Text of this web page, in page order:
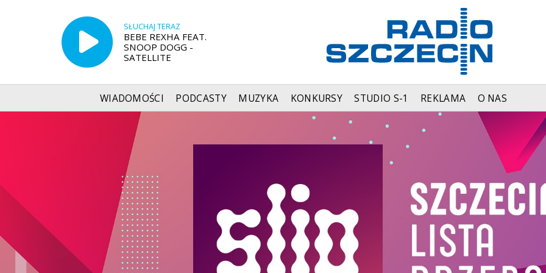
SŁUCHAJ TERAZ
BEBE REXHA FEAT.
SNOOP DOGG -
SATELLITE
WIADOMOŚCI PODCASTY MUZYKA KONKURSY STUDIO S-1 REKLAMA O NAS